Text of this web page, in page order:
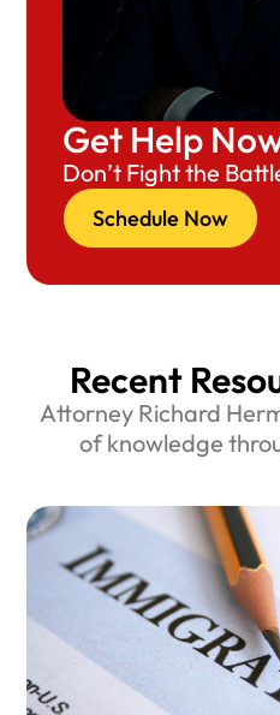
Get Help
Don’t Fight the
Schedule Now
Recent
Attorney Richard
of knowledge